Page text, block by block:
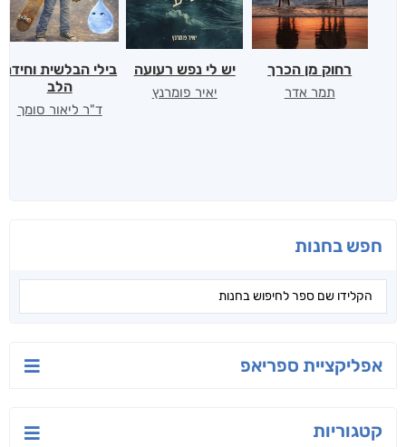
חפש בחנות
אפליקציית ספריאפ
קטגוריות
רחוק מן הכרך
תמר אדר
יש לי נפש רעועה
יאיר פומרנץ
בילי הבלשית וחידת
הלב
ד"ר ליאור סומך